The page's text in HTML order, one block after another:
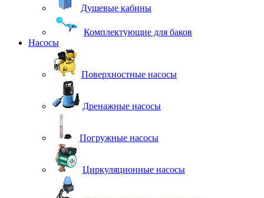
Душевые кабины
Комплектующие для баков
Насосы
Поверхностные насосы
Дренажные насосы
Погружные насосы
Циркуляционные насосы